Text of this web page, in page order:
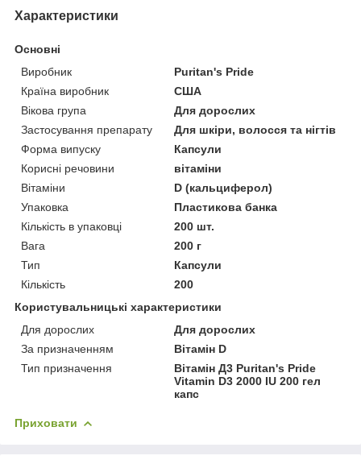
Характеристики
Основні
Виробник
Puritan's Pride
Країна виробник
США
Вікова група
Для дорослих
Застосування препарату
Для шкіри, волосся та нігтів
Форма випуску
Капсули
Корисні речовини
вітаміни
Вітаміни
D (кальциферол)
Упаковка
Пластикова банка
Кількість в упаковці
200 шт.
Вага
200 г
Тип
Капсули
Кількість
200
Користувальницькі характеристики
Для дорослих
Для дорослих
За призначенням
Вітамін D
Тип призначення
Вітамін Д3 Puritan's Pride
Vitamin D3 2000 IU 200 гел
капс
Приховати